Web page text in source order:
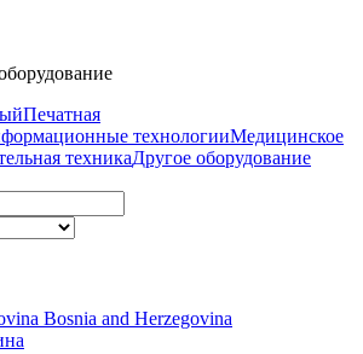
Печатная
технологииМедицинское
техникаДругое оборудование
Bosnia and Herzegovina